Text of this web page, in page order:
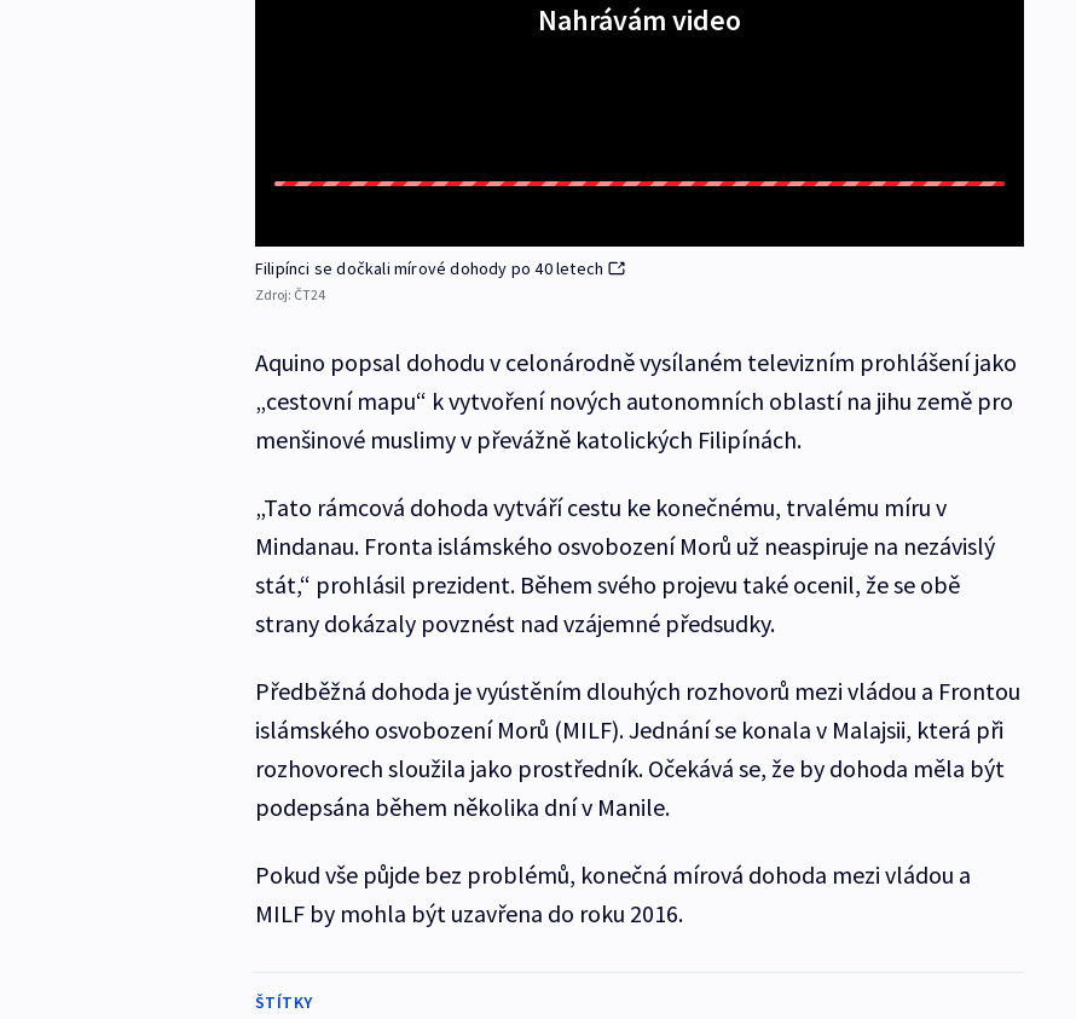
Nahrávám video
Filipínci se dočkali mírové dohody po 40 letech
Zdroj: ČT24
Aquino popsal dohodu v celonárodně vysílaném televizním prohlášení jako
„cestovní mapu“ k vytvoření nových autonomních oblastí na jihu země pro
menšinové muslimy v převážně katolických Filipínách.
„Tato rámcová dohoda vytváří cestu ke konečnému, trvalému míru v
Mindanau. Fronta islámského osvobození Morů už neaspiruje na nezávislý
stát,“ prohlásil prezident. Během svého projevu také ocenil, že se obě
strany dokázaly povznést nad vzájemné předsudky.
Předběžná dohoda je vyústěním dlouhých rozhovorů mezi vládou a Frontou
islámského osvobození Morů (MILF). Jednání se konala v Malajsii, která při
rozhovorech sloužila jako prostředník. Očekává se, že by dohoda měla být
podepsána během několika dní v Manile.
Pokud vše půjde bez problémů, konečná mírová dohoda mezi vládou a
MILF by mohla být uzavřena do roku 2016.
ŠTÍTKY